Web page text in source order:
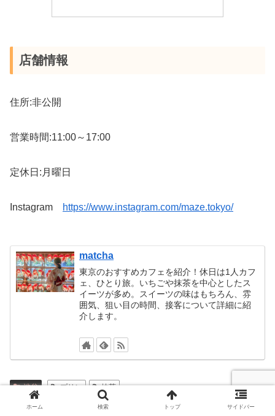
店舗情報
住所:非公開
営業時間:11:00～17:00
定休日:月曜日
Instagram https://www.instagram.com/maze.tokyo/
matcha
東京のおすすめカフェを紹介！休日は1人カフ
ェ、ひとり旅。いちごや抹茶を中心としたス
イーツが多め。スイーツの味はもちろん、雰
囲気、狙い目の時間、接客について詳細に紹
介します。
渋谷 プリン 抹茶
ホーム 検索 トップ サイドバー